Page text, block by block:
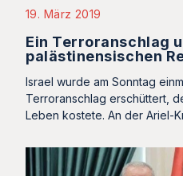
19. März 2019
Ein Terroranschlag
palästinensischen
Israel wurde am Sonntag
Terroranschlag erschüttert,
Leben kostete. An der Ariel-